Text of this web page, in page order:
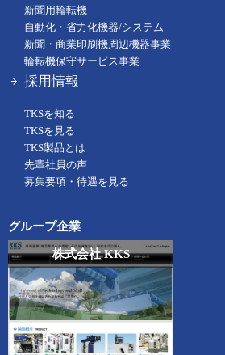
新聞用輪転機
自動化・省力化機器/システム
新聞・商業印刷機周辺機器事業
輪転機保守サービス事業
採用情報
TKSを知る
TKSを見る
TKS製品とは
先輩社員の声
募集要項・待遇を見る
グループ企業
株式会社 KKS